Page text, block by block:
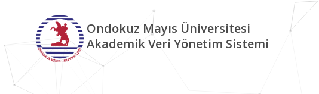
Ondokuz Mayıs Üniversitesi
Akademik Veri Yönetim Sistemi